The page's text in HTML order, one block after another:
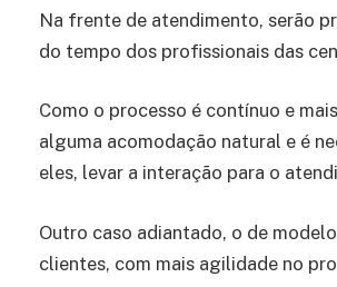
Na frente de atendimento, serão
do tempo dos profissionais das
Como o processo é contínuo e
alguma acomodação natural e é
eles, levar a interação para o
Outro caso adiantado, o de
clientes, com mais agilidade no